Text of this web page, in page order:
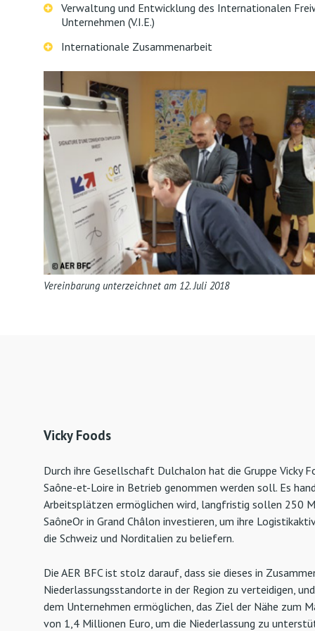
Verwaltung und Entwicklung des Internationalen
Unternehmen (V.I.E.)
Internationale Zusammenarbeit
Vereinbarung unterzeichnet am 12. Juli 2018
Vicky Foods
Durch ihre Gesellschaft Dulchalon hat die Gruppe
Saône-et-Loire in Betrieb genommen werden soll. Es
Arbeitsplätzen ermöglichen wird, langfristig sollen 250
SaôneOr in Grand Châlon investieren, um ihre
die Schweiz und Norditalien zu beliefern.
Die AER BFC ist stolz darauf, dass sie dieses in
Niederlassungsstandorte in der Region zu verteidigen,
dem Unternehmen ermöglichen, das Ziel der Nähe zum
von 1,4 Millionen Euro, um die Niederlassung zu